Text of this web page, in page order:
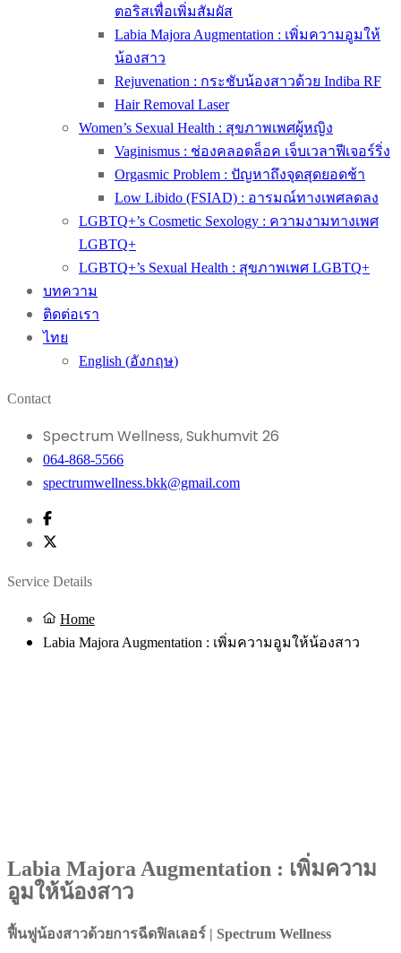
ตอริสเพื่อเพิ่มสัมผัส
Labia Majora Augmentation : เพิ่มความอูมให้
น้องสาว
Rejuvenation : กระชับน้องสาวด้วย Indiba RF
Hair Removal Laser
Women’s Sexual Health : สุขภาพเพศผู้หญิง
Vaginismus : ช่องคลอดล็อค เจ็บเวลาฟีเจอร์ริ่ง
Orgasmic Problem : ปัญหาถึงจุดสุดยอดช้า
Low Libido (FSIAD) : อารมณ์ทางเพศลดลง
LGBTQ+’s Cosmetic Sexology : ความงามทางเพศ
LGBTQ+
LGBTQ+’s Sexual Health : สุขภาพเพศ LGBTQ+
บทความ
ติดต่อเรา
ไทย
English (อังกฤษ)
Contact
Spectrum Wellness, Sukhumvit 26
064-868-5566
spectrumwellness.bkk@gmail.com
Service Details
Home
Labia Majora Augmentation : เพิ่มความอูมให้น้องสาว
Labia Majora Augmentation : เพิ่มความ
อูมให้น้องสาว
ฟื้นฟูน้องสาวด้วยการฉีดฟิลเลอร์ | Spectrum Wellness